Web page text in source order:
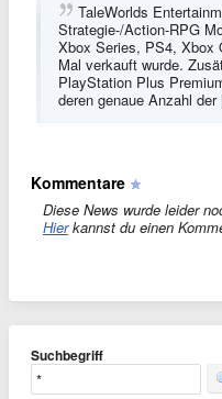
TaleWorlds
Strategie-/Action-RPG
Xbox Series, PS4, Xbox
Mal verkauft wurde.
PlayStation Plus
deren genaue Anzahl der
Kommentare
Diese News wurde leider
Hierkannst du einen
Suchbegriff